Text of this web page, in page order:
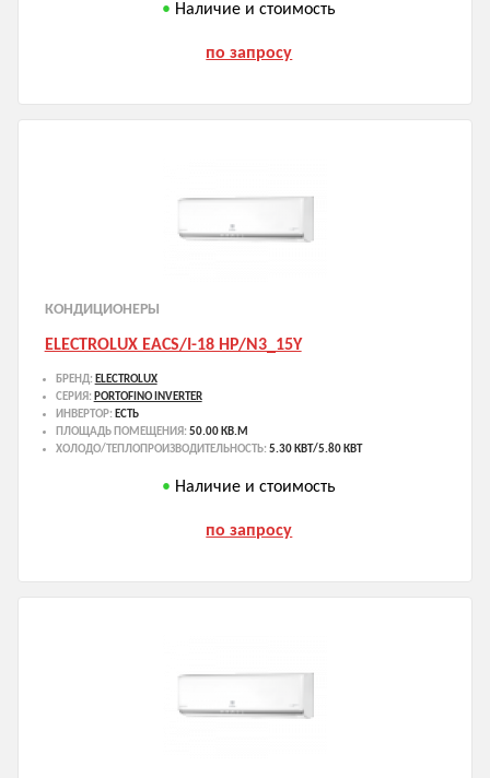
Наличие и стоимость
по запросу
КОНДИЦИОНЕРЫ
ELECTROLUX EACS/I-18 HP/N3_15Y
БРЕНД: ELECTROLUX
СЕРИЯ: PORTOFINO INVERTER
ИНВЕРТОР: ЕСТЬ
ПЛОЩАДЬ ПОМЕЩЕНИЯ: 50.00 КВ.М
ХОЛОДО/ТЕПЛОПРОИЗВОДИТЕЛЬНОСТЬ: 5.30 КВТ/5.80 КВТ
Наличие и стоимость
по запросу